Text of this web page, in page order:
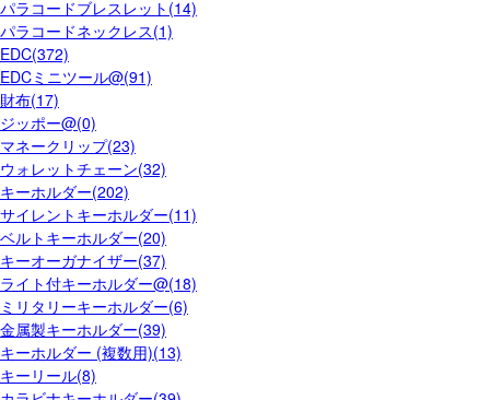
パラコードブレスレット(14)
パラコードネックレス(1)
EDC(372)
EDCミニツール@(91)
財布(17)
ジッポー@(0)
マネークリップ(23)
ウォレットチェーン(32)
キーホルダー(202)
サイレントキーホルダー(11)
ベルトキーホルダー(20)
キーオーガナイザー(37)
ライト付キーホルダー@(18)
ミリタリーキーホルダー(6)
金属製キーホルダー(39)
キーホルダー (複数用)(13)
キーリール(8)